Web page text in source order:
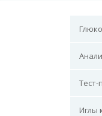
Тест-
Иглы